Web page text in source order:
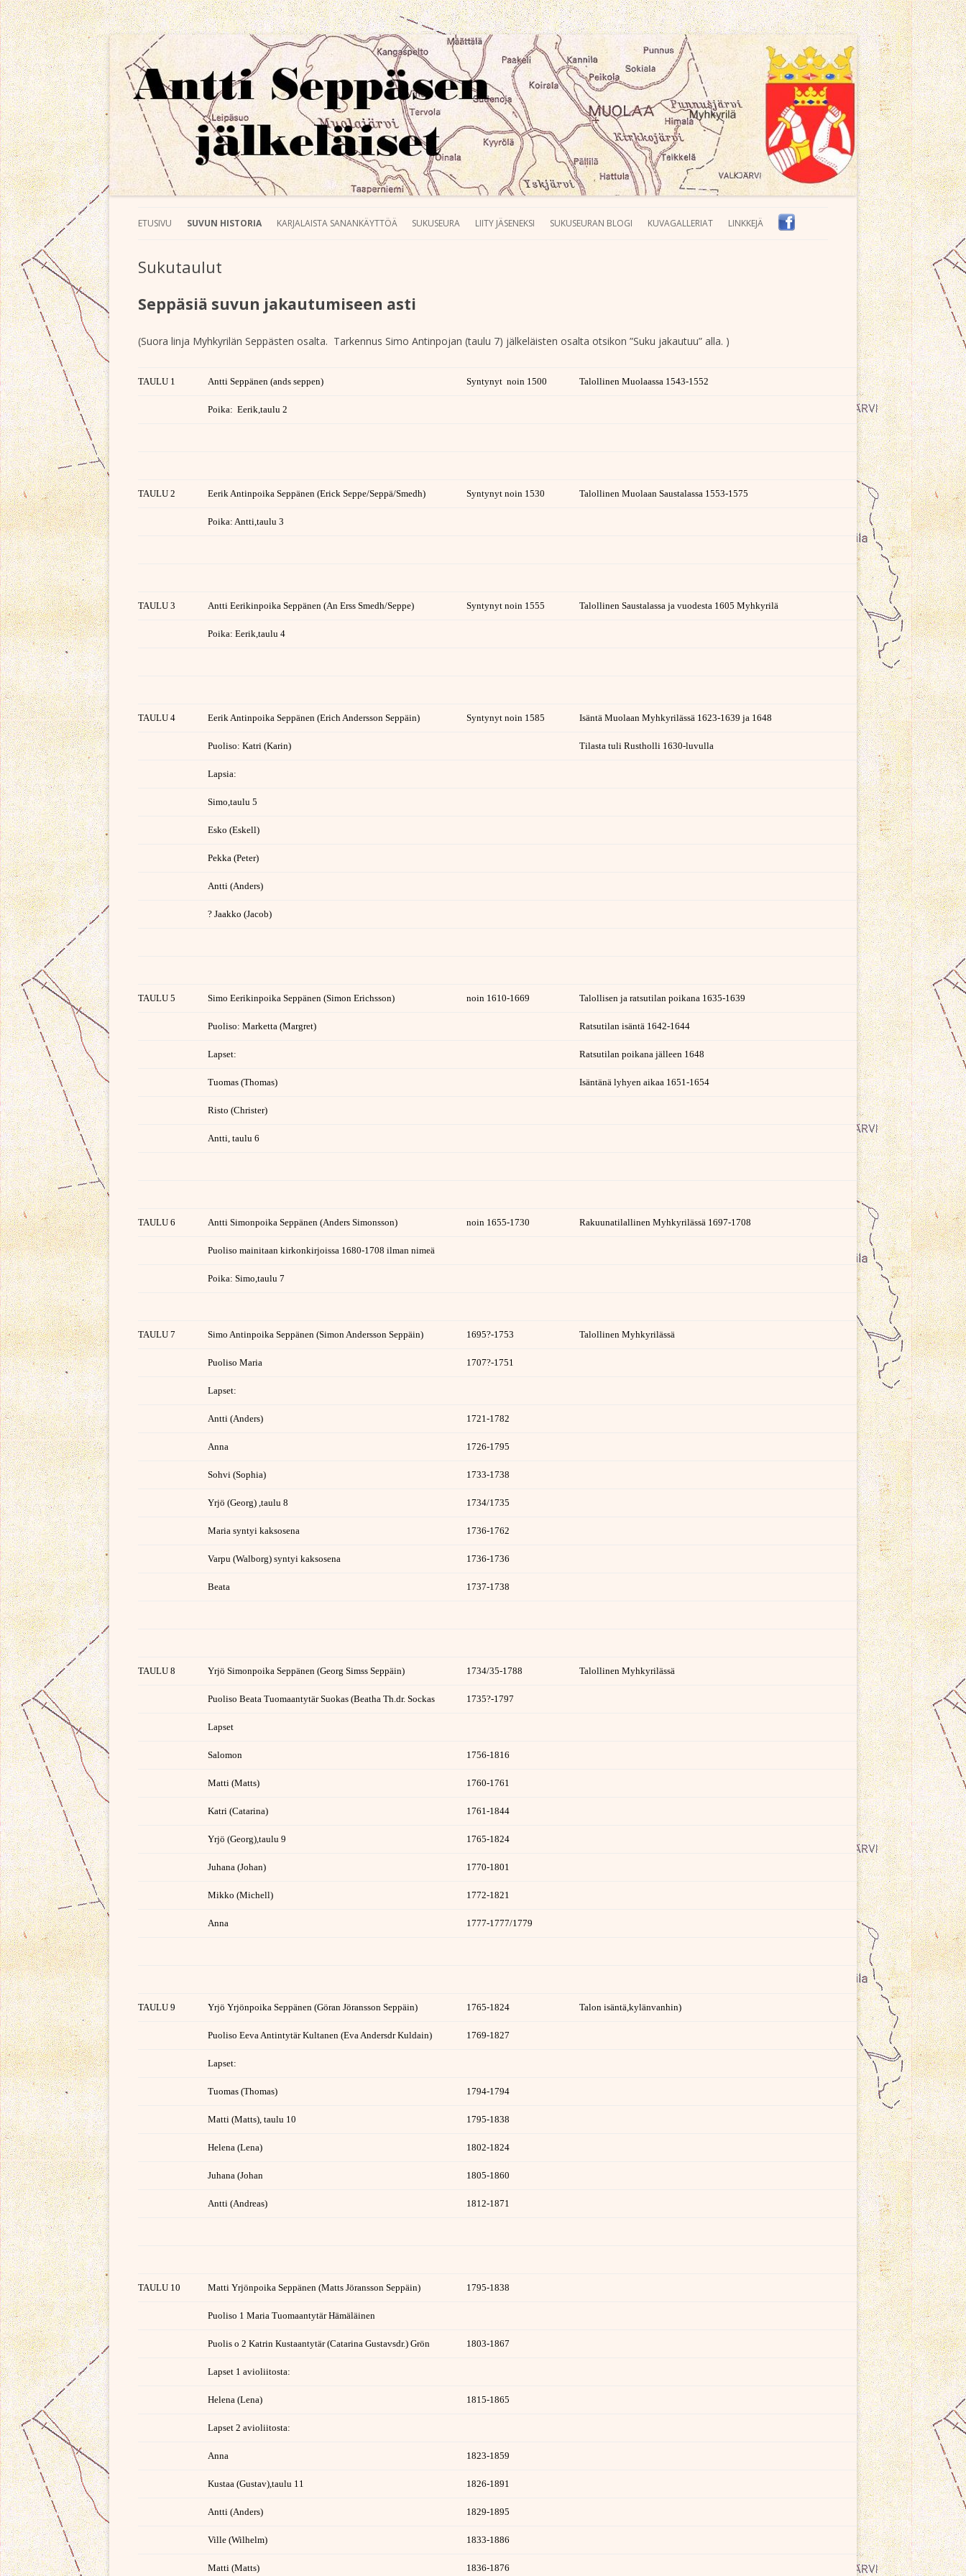
Antti Seppäsen jälkeläiset ry
ETUSIVU SUVUN HISTORIA KARJALAISTA SANANKÄYTTÖÄ SUKUSEURA LIITY JÄSENEKSI SUKUSEURAN BLOGI KUVAGALLERIAT LINKKEJÄ
Sukutaulut
Seppäsiä suvun jakautumiseen asti
(Suora linja Myhkyrilän Seppästen osalta. Tarkennus Simo Antinpojan (taulu 7) jälkeläisten osalta otsikon ”Suku jakautuu” alla. )
TAULU 1 Antti Seppänen (ands seppen) Syntynyt noin 1500 Talollinen Muolaassa 1543-1552
Poika: Eerik,taulu 2
TAULU 2 Eerik Antinpoika Seppänen (Erick Seppe/Seppä/Smedh) Syntynyt noin 1530 Talollinen Muolaan Saustalassa 1553-1575
Poika: Antti,taulu 3
TAULU 3 Antti Eerikinpoika Seppänen (An Erss Smedh/Seppe) Syntynyt noin 1555 Talollinen Saustalassa ja vuodesta 1605 Myhkyrilä
Poika: Eerik,taulu 4
TAULU 4 Eerik Antinpoika Seppänen (Erich Andersson Seppäin) Syntynyt noin 1585 Isäntä Muolaan Myhkyrilässä 1623-1639 ja 1648
Puoliso: Katri (Karin) Tilasta tuli Rustholli 1630-luvulla
Lapsia:
Simo,taulu 5
Esko (Eskell)
Pekka (Peter)
Antti (Anders)
? Jaakko (Jacob)
TAULU 5 Simo Eerikinpoika Seppänen (Simon Erichsson) noin 1610-1669 Talollisen ja ratsutilan poikana 1635-1639
Puoliso: Marketta (Margret) Ratsutilan isäntä 1642-1644
Lapset: Ratsutilan poikana jälleen 1648
Tuomas (Thomas) Isäntänä lyhyen aikaa 1651-1654
Risto (Christer)
Antti, taulu 6
TAULU 6 Antti Simonpoika Seppänen (Anders Simonsson) noin 1655-1730 Rakuunatilallinen Myhkyrilässä 1697-1708
Puoliso mainitaan kirkonkirjoissa 1680-1708 ilman nimeä
Poika: Simo,taulu 7
TAULU 7 Simo Antinpoika Seppänen (Simon Andersson Seppäin) 1695?-1753 Talollinen Myhkyrilässä
Puoliso Maria 1707?-1751
Lapset:
Antti (Anders) 1721-1782
Anna 1726-1795
Sohvi (Sophia) 1733-1738
Yrjö (Georg) ,taulu 8 1734/1735
Maria syntyi kaksosena 1736-1762
Varpu (Walborg) syntyi kaksosena 1736-1736
Beata 1737-1738
TAULU 8 Yrjö Simonpoika Seppänen (Georg Simss Seppäin) 1734/35-1788 Talollinen Myhkyrilässä
Puoliso Beata Tuomaantytär Suokas (Beatha Th.dr. Sockas 1735?-1797
Lapset
Salomon 1756-1816
Matti (Matts) 1760-1761
Katri (Catarina) 1761-1844
Yrjö (Georg),taulu 9 1765-1824
Juhana (Johan) 1770-1801
Mikko (Michell) 1772-1821
Anna 1777-1777/1779
TAULU 9 Yrjö Yrjönpoika Seppänen (Göran Jöransson Seppäin) 1765-1824 Talon isäntä,kylänvanhin)
Puoliso Eeva Antintytär Kultanen (Eva Andersdr Kuldain) 1769-1827
Lapset:
Tuomas (Thomas) 1794-1794
Matti (Matts), taulu 10 1795-1838
Helena (Lena) 1802-1824
Juhana (Johan 1805-1860
Antti (Andreas) 1812-1871
TAULU 10 Matti Yrjönpoika Seppänen (Matts Jöransson Seppäin) 1795-1838
Puoliso 1 Maria Tuomaantytär Hämäläinen
Puolis o 2 Katrin Kustaantytär (Catarina Gustavsdr.) Grön 1803-1867
Lapset 1 avioliitosta:
Helena (Lena) 1815-1865
Lapset 2 avioliitosta:
Anna 1823-1859
Kustaa (Gustav),taulu 11 1826-1891
Antti (Anders) 1829-1895
Ville (Wilhelm) 1833-1886
Matti (Matts) 1836-1876